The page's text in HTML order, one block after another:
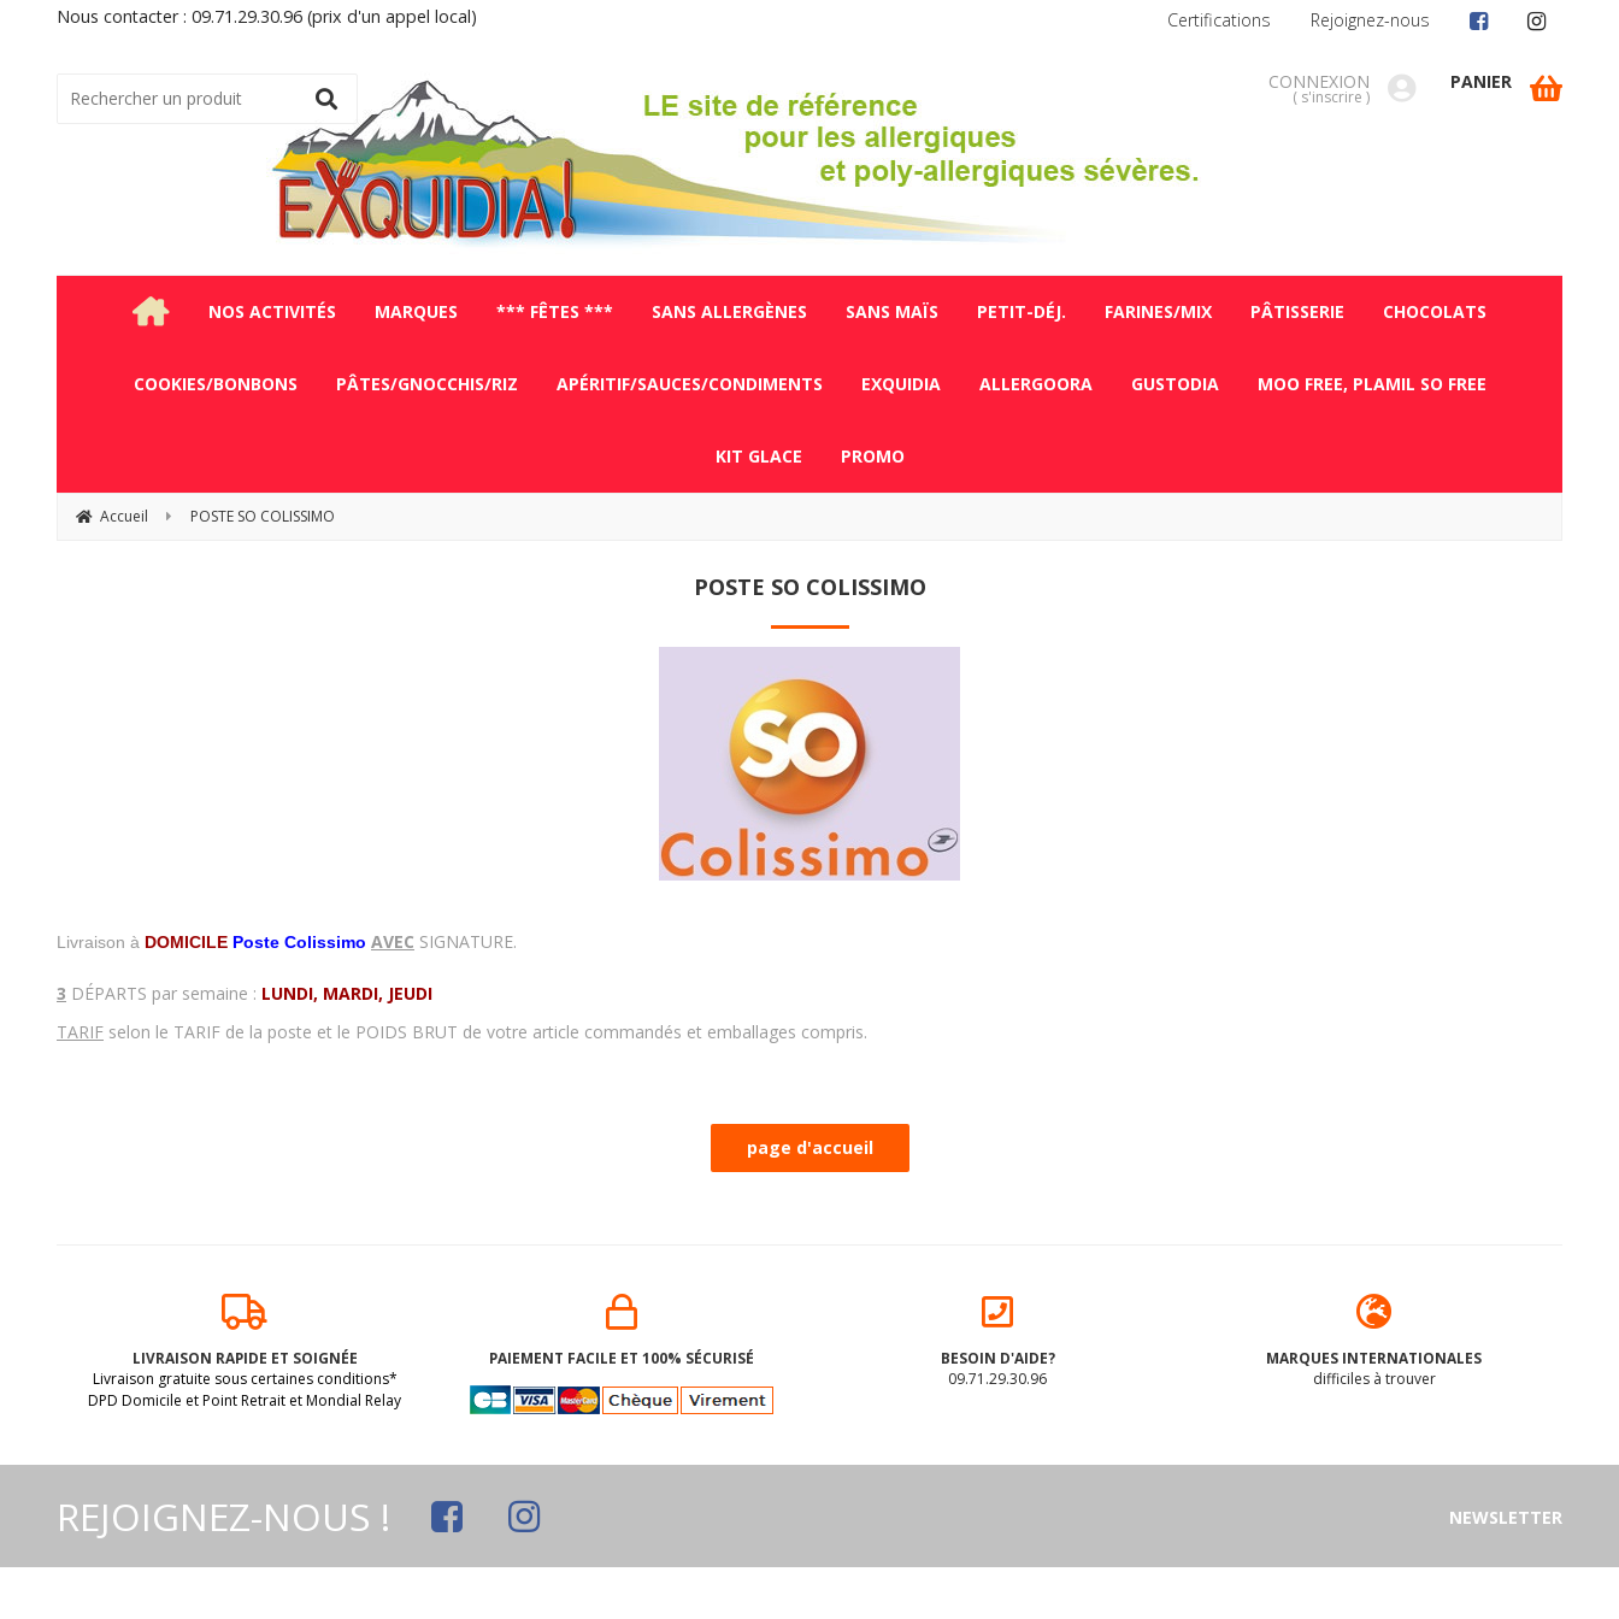
Nous contacter : 09.71.29.30.96 (prix d'un appel local)
CONNEXION
( s'inscrire )
PANIER
NOS ACTIVITÉS MARQUES *** FÊTES *** SANS ALLERGÈNES SANS MAÏS PETIT-DÉJ. FARINES/MIX PÂTISSERIE CHOCOLATS
COOKIES/BONBONS PÂTES/GNOCCHIS/RIZ APÉRITIF/SAUCES/CONDIMENTS EXQUIDIA ALLERGOORA GUSTODIA MOO FREE, PLAMIL SO FREE
KIT GLACE PROMO
Accueil POSTE SO COLISSIMO
POSTE SO COLISSIMO
Livraison à DOMICILE Poste Colissimo AVEC SIGNATURE.
3 DÉPARTS par semaine : LUNDI, MARDI, JEUDI
TARIF selon le TARIF de la poste et le POIDS BRUT de votre article commandés et emballages compris.
Certifications Rejoignez-nous
LIVRAISON RAPIDE ET SOIGNÉE
Livraison gratuite sous certaines conditions*
DPD Domicile et Point Retrait et Mondial Relay
PAIEMENT FACILE ET 100% SÉCURISÉ BESOIN D'AIDE?
09.71.29.30.96
MARQUES INTERNATIONALES
difficiles à trouver
REJOIGNEZ-NOUS ! NEWSLETTER